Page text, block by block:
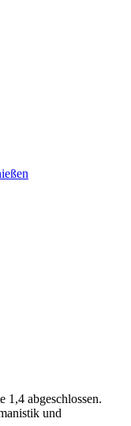
1,4 abgeschlossen.
und